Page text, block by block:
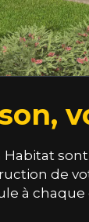
Habitat sont
de
à chaque